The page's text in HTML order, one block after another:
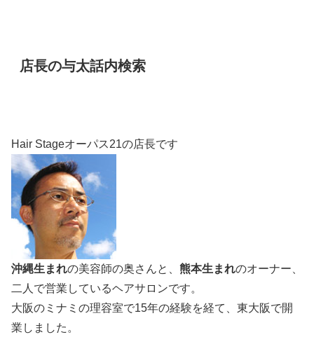
店長の与太話内検索
Hair Stageオーパス21の店長です
沖縄生まれの美容師の奥さんと、 熊本生まれのオーナー、
二人で営業しているヘアサロンです。
大阪のミナミの理容室で15年の経験を経て、東大阪で開
業しました。